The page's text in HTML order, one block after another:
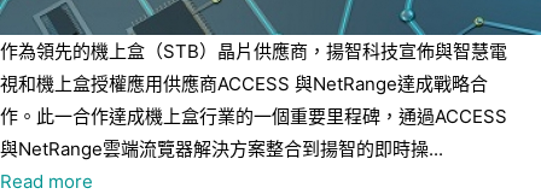
作為領先的機上盒（STB）晶片供應商，揚智科技宣佈與智慧電
視和機上盒授權應用供應商ACCESS 與NetRange達成戰略合
作。此一合作達成機上盒行業的一個重要里程碑，通過ACCESS
與NetRange雲端流覽器解決方案整合到揚智的即時操...
Read more